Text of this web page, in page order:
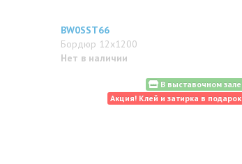
BW0SST66
Бордюр 12x1200
Нет в наличии
В выставочном зале
Акция! Клей и затирка в подарок